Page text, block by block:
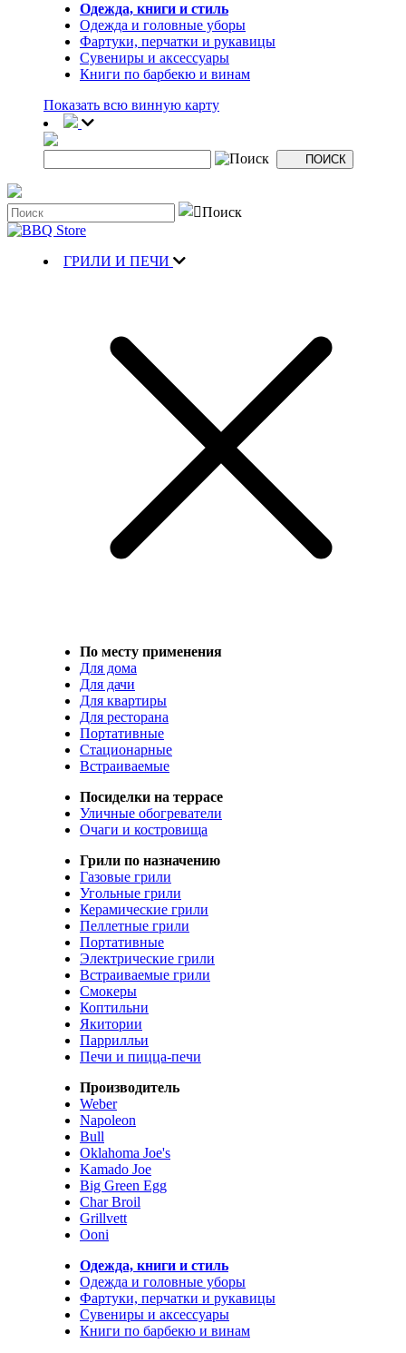
Одежда, книги и стиль
Одежда и головные уборы
Фартуки, перчатки и рукавицы
Сувениры и аксессуары
Книги по барбекю и винам
Показать всю винную карту
ГРИЛИ И ПЕЧИ
По месту применения
Для дома
Для дачи
Для квартиры
Для ресторана
Портативные
Стационарные
Встраиваемые
Посиделки на террасе
Уличные обогреватели
Очаги и костровища
Грили по назначению
Газовые грили
Угольные грили
Керамические грили
Пеллетные грили
Портативные
Электрические грили
Встраиваемые грили
Смокеры
Коптильни
Якитории
Паррилльи
Печи и пицца-печи
Производитель
Weber
Napoleon
Bull
Oklahoma Joe's
Kamado Joe
Big Green Egg
Char Broil
Grillvett
Ooni
Одежда, книги и стиль
Одежда и головные уборы
Фартуки, перчатки и рукавицы
Сувениры и аксессуары
Книги по барбекю и винам